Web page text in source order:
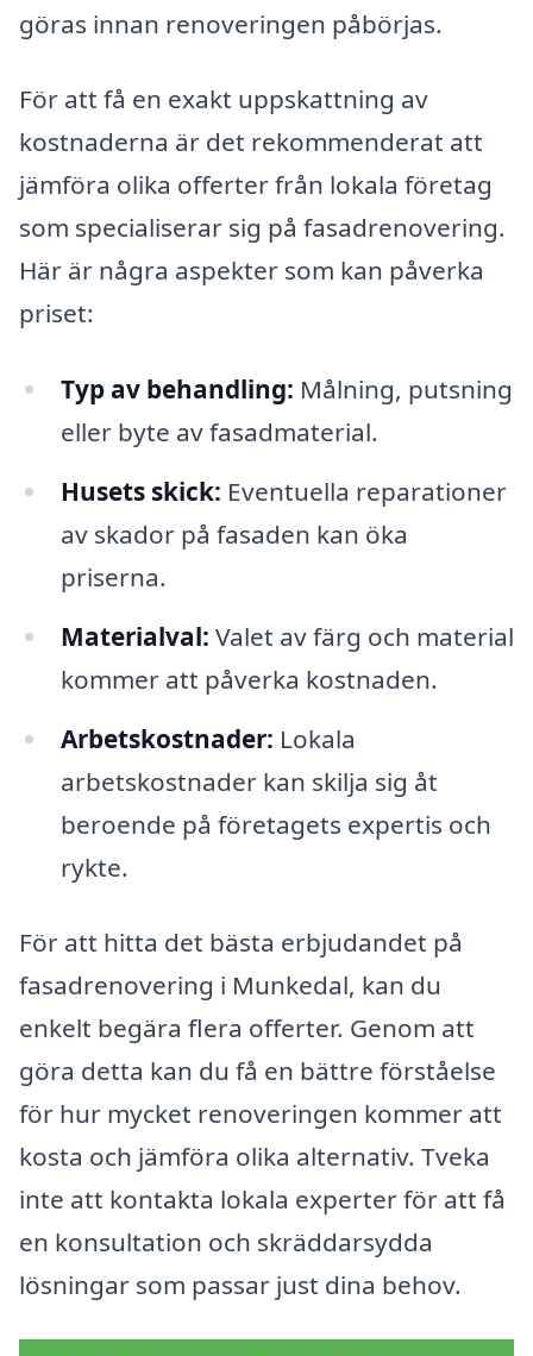
göras innan renoveringen påbörjas.
För att få en exakt uppskattning av
kostnaderna är det rekommenderat att
jämföra olika offerter från lokala företag
som specialiserar sig på fasadrenovering.
Här är några aspekter som kan påverka
priset:
Typ av behandling: Målning, putsning
eller byte av fasadmaterial.
Husets skick: Eventuella reparationer
av skador på fasaden kan öka
priserna.
Materialval: Valet av färg och material
kommer att påverka kostnaden.
Arbetskostnader: Lokala
arbetskostnader kan skilja sig åt
beroende på företagets expertis och
rykte.
För att hitta det bästa erbjudandet på
fasadrenovering i Munkedal, kan du
enkelt begära flera offerter. Genom att
göra detta kan du få en bättre förståelse
för hur mycket renoveringen kommer att
kosta och jämföra olika alternativ. Tveka
inte att kontakta lokala experter för att få
en konsultation och skräddarsydda
lösningar som passar just dina behov.